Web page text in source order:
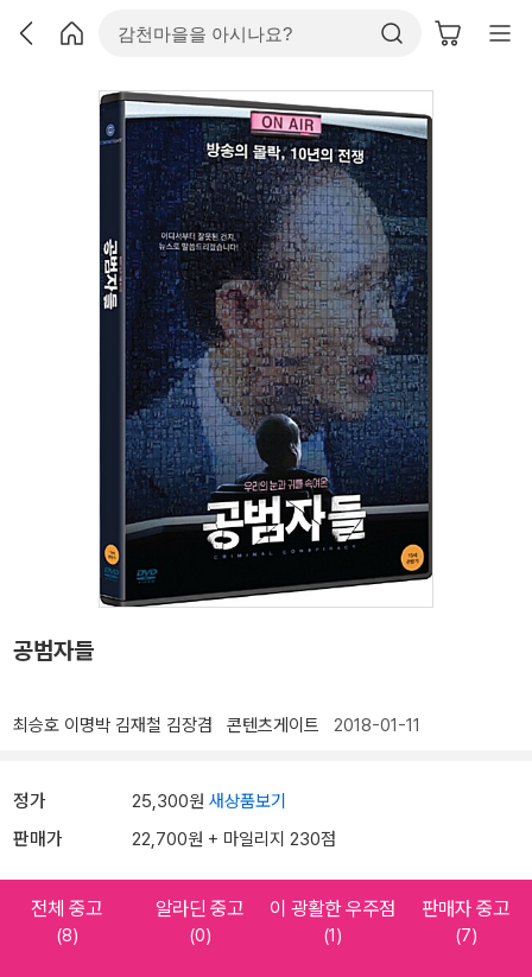
공범자들
최승호 이명박 김재철 김장겸 콘텐츠게이트 2018-01-11
정가 25,300원 새상품보기
판매가 22,700원 + 마일리지 230점
전체 중고
(8)
알라딘 중고
(0)
이 광활한 우주점
(1)
판매자 중고
(7)